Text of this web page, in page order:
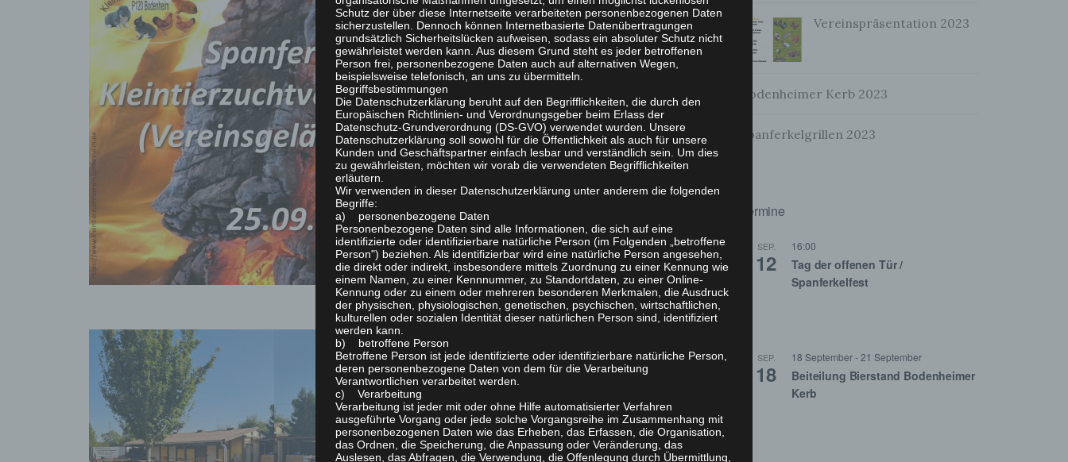
Vereinspräsentation 2023
Bodenheimer Kerb 2023
Spanferkelgrillen 2023
Termine
SEP.
12
16:00
Tag der offenen Tür /
Spanferkelfest
SEP.
18
18 September-21 September
Beiteilung Bierstand Bodenheimer
Kerb
Schutz der über diese Internetseite verarbeiteten personenbezogenen Daten
sicherzustellen. Dennoch können Internetbasierte Datenübertragungen
grundsätzlich Sicherheitslücken aufweisen, sodass ein absoluter Schutz nicht
gewährleistet werden kann. Aus diesem Grund steht es jeder betroffenen
Person frei, personenbezogene Daten auch auf alternativen Wegen,
beispielsweise telefonisch, an uns zu übermitteln.
Begriffsbestimmungen
Die Datenschutzerklärung beruht auf den Begrifflichkeiten, die durch den
Europäischen Richtlinien- und Verordnungsgeber beim Erlass der
Datenschutz-Grundverordnung (DS-GVO) verwendet wurden. Unsere
Datenschutzerklärung soll sowohl für die Öffentlichkeit als auch für unsere
Kunden und Geschäftspartner einfach lesbar und verständlich sein. Um dies
zu gewährleisten, möchten wir vorab die verwendeten Begrifflichkeiten
erläutern.
Wir verwenden in dieser Datenschutzerklärung unter anderem die folgenden
Begriffe:
a) personenbezogene Daten
Personenbezogene Daten sind alle Informationen, die sich auf eine
identifizierte oder identifizierbare natürliche Person (im Folgenden „betroffene
Person") beziehen. Als identifizierbar wird eine natürliche Person angesehen,
die direkt oder indirekt, insbesondere mittels Zuordnung zu einer Kennung wie
einem Namen, zu einer Kennnummer, zu Standortdaten, zu einer Online-
Kennung oder zu einem oder mehreren besonderen Merkmalen, die Ausdruck
der physischen, physiologischen, genetischen, psychischen, wirtschaftlichen,
kulturellen oder sozialen Identität dieser natürlichen Person sind, identifiziert
werden kann.
b) betroffene Person
Betroffene Person ist jede identifizierte oder identifizierbare natürliche Person,
deren personenbezogene Daten von dem für die Verarbeitung
Verantwortlichen verarbeitet werden.
c) Verarbeitung
Verarbeitung ist jeder mit oder ohne Hilfe automatisierter Verfahren
ausgeführte Vorgang oder jede solche Vorgangsreihe im Zusammenhang mit
personenbezogenen Daten wie das Erheben, das Erfassen, die Organisation,
das Ordnen, die Speicherung, die Anpassung oder Veränderung, das
Auslesen, das Abfragen, die Verwendung, die Offenlegung durch Übermittlung,